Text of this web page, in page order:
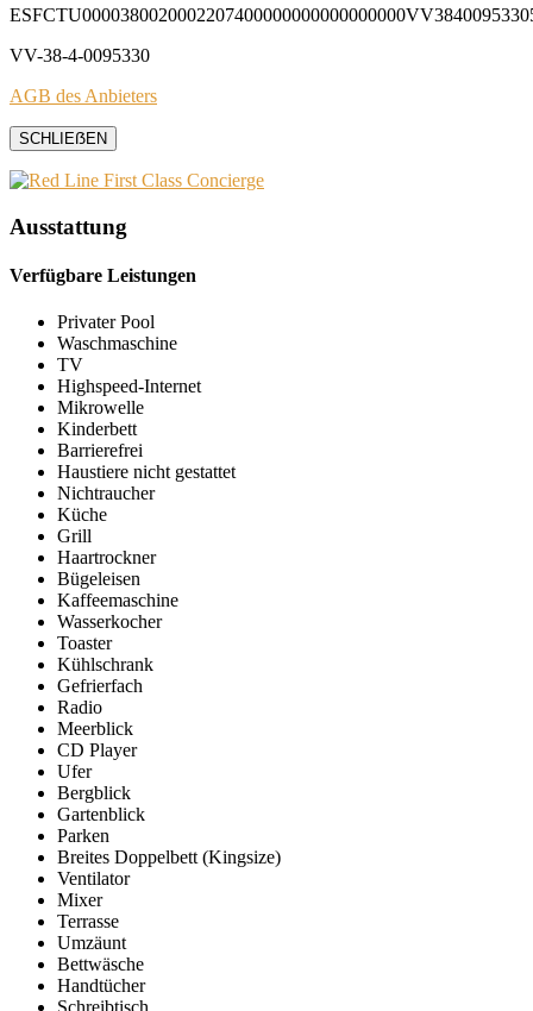
VV-38-4-0095330
AGB des Anbieters
SCHLIEẞEN
Ausstattung
Verfügbare Leistungen
Privater Pool
Waschmaschine
TV
Highspeed-Internet
Mikrowelle
Kinderbett
Barrierefrei
Haustiere nicht gestattet
Nichtraucher
Küche
Grill
Haartrockner
Bügeleisen
Kaffeemaschine
Wasserkocher
Toaster
Kühlschrank
Gefrierfach
Radio
Meerblick
CD Player
Ufer
Bergblick
Gartenblick
Parken
Breites Doppelbett (Kingsize)
Ventilator
Mixer
Terrasse
Umzäunt
Bettwäsche
Handtücher
Schreibtisch